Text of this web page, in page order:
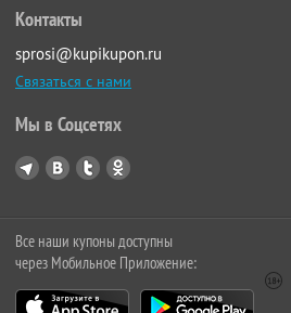
Контакты
sprosi@kupikupon.ru
Связаться с нами
Мы в Соцсетях
Все наши купоны доступны
через Мобильное Приложение: